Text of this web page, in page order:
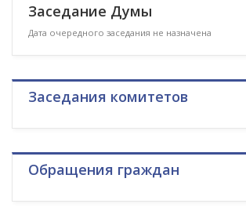
Заседание Думы
Дата очередного заседания не назначена
Заседания комитетов
Обращения граждан